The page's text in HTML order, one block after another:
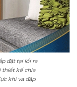
đặt tại lối ra
thiết kế chia
khi va đập.